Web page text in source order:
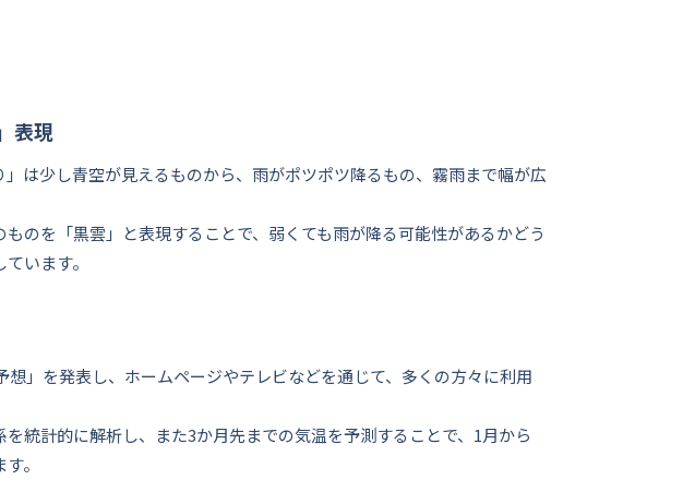
表現
は少し青空が見えるものから、雨がポツポツ降るもの、霧雨まで幅が広
のを「黒雲」と表現することで、弱くても雨が降る可能性があるかどう
います。
想」を発表し、ホームページやテレビなどを通じて、多くの方々に利用
統計的に解析し、また3か月先までの気温を予測することで、1月から
。